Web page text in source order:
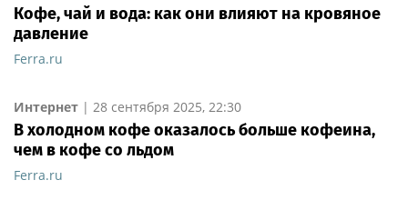
Кофе, чай и вода: как они влияют на кровяное
давление
Ferra.ru
Интернет | 28 сентября 2025, 22:30
В холодном кофе оказалось больше кофеина,
чем в кофе со льдом
Ferra.ru